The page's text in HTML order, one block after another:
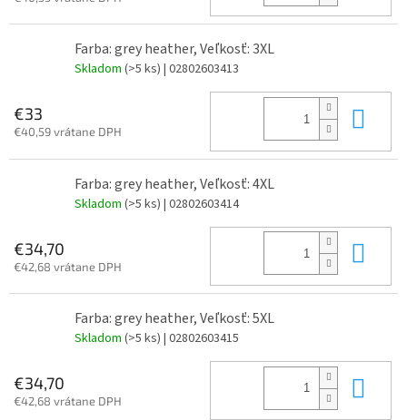
Farba: grey heather, Veľkosť: 3XL
Skladom (>5 ks) | 02802603413
€33
€40,59 vrátane DPH
Farba: grey heather, Veľkosť: 4XL
Skladom (>5 ks) | 02802603414
€34,70
€42,68 vrátane DPH
Farba: grey heather, Veľkosť: 5XL
Skladom (>5 ks) | 02802603415
€34,70
€42,68 vrátane DPH